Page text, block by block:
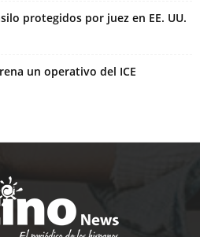
protegidos por juez en EE. UU.
un operativo del ICE